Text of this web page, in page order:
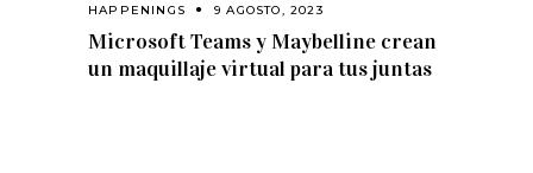
HAPPENINGS 9 AGOSTO, 2023
Microsoft Teams y Maybelline crean
un maquillaje virtual para tus juntas